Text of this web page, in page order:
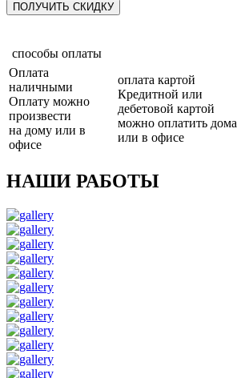
ПОЛУЧИТЬ СКИДКУ
способы оплаты
Оплата
наличными
Оплату можно
произвести
на дому или в
офисе
оплата картой
Кредитной или
дебетовой картой
можно оплатить дома
или в офисе
НАШИ РАБОТЫ